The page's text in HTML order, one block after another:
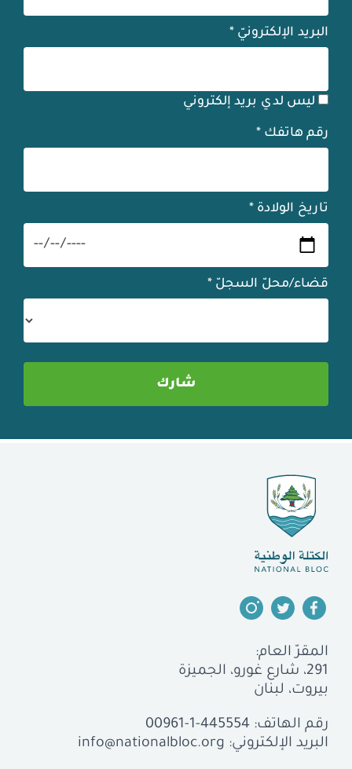
البريد الإلكترونيّ *
ليس لدي بريد إلكتروني
رقم هاتفك *
تاريخ الولادة *
قضاء/محلّ السجلّ *
المقرّ العام:
291، شارع غورو، الجميزة
بيروت، لبنان
رقم الهاتف: 00961-1-445554
البريد الإلكتروني: info@nationalbloc.org